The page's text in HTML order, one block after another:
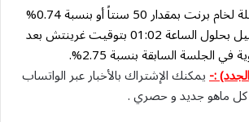
وانخفضت العقود الآجلة لخام برنت بمقدار 50 سنتاً أو بنسبة 0.74%
إلى 67.05 دولار للبرميل بحلول الساعة 01:02 بتوقيت غرينتش بعد
الجلسة السابقة بنسبة 2.75%.
:-يمكنك الإشتراك بالأخبار عبر الواتساب
ماهو جديد و حصري .